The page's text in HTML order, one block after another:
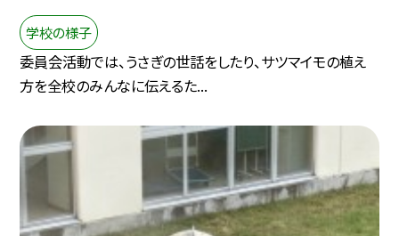
学校の様子
委員会活動では、うさぎの世話をしたり、サツマイモの植え
方を全校のみんなに伝えるた...